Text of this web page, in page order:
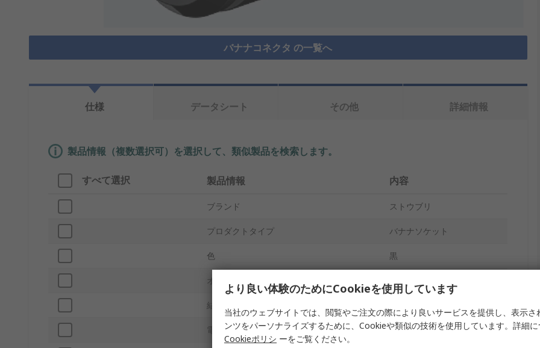
バナナコネクタ の一覧へ
仕様 データシート その他 詳細情報
製品情報（複数選択可）を選択して、類似製品を検索します。
すべて選択 製品情報 内容
ブランド ストウブリ
プロダクトタイプ バナナソケット
色 黒
オス/メス
結線方法
電流 10A
より良い体験のためにCookieを使用しています
当社のウェブサイトでは、閲覧やご注文の際により良いサービスを提供し、表示さ
ンツをパーソナライズするために、Cookieや類似の技術を使用しています。詳細
Cookieポリシ ーをご覧ください。